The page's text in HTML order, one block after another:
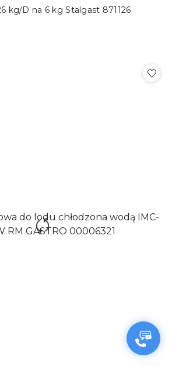
kg/D na 6 kg Stalgast 871126